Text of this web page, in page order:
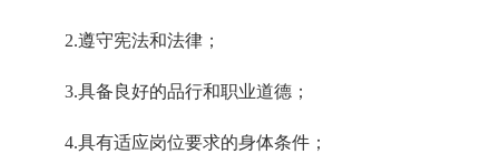
2.遵守宪法和法律；
3.具备良好的品行和职业道德；
4.具有适应岗位要求的身体条件；